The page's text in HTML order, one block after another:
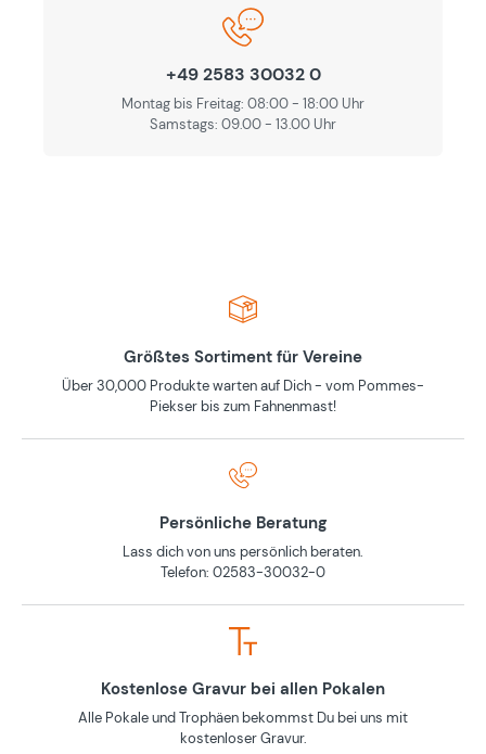
+49 2583 30032 0
Montag bis Freitag: 08:00 - 18:00 Uhr
Samstags: 09.00 - 13.00 Uhr
Größtes Sortiment für Vereine
Über 30,000 Produkte warten auf Dich - vom Pommes-
Piekser bis zum Fahnenmast!
Persönliche Beratung
Lass dich von uns persönlich beraten.
Telefon: 02583-30032-0
Kostenlose Gravur bei allen Pokalen
Alle Pokale und Trophäen bekommst Du bei uns mit
kostenloser Gravur.